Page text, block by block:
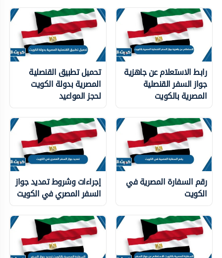
رابط الاستعلام عن جاهزية
جواز السفر القنصلية
المصرية بالكويت
تحميل تطبيق القنصلية
المصرية بدولة الكويت
لحجز المواعيد
رقم السفارة المصرية في
الكويت
إجراءات وشروط تمديد جواز
السفر المصري في الكويت